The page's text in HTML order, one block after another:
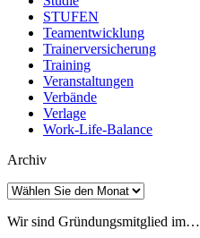
STUFEN
Teamentwicklung
Trainerversicherung
Training
Veranstaltungen
Verbände
Verlage
Work-Life-Balance
Archiv
Archiv
Wir sind Gründungsmitglied im…